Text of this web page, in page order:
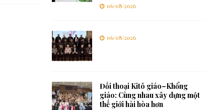
06/08/2026
06/08/2026
Đối thoại Kitô giáo–Khổng
giáo: Cùng nhau xây dựng một
thế giới hài hòa hơn